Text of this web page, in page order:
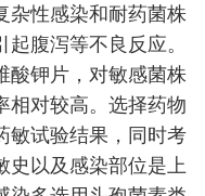
杂性感染和耐药菌株
腹泻等不良反应。
酸钾片，对敏感菌株
相对较高。选择药物
敏试验结果，同时考
史以及感染部位是上